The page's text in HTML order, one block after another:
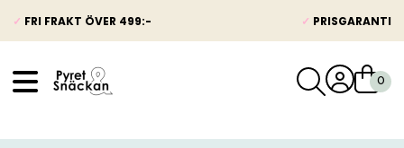
✓ FRI FRAKT ÖVER 499:- ✓ PRISGARANTI